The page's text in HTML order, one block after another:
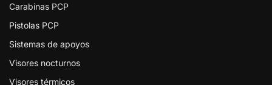
Carabinas PCP
Pistolas PCP
Sistemas de apoyos
Visores nocturnos
Visores térmicos